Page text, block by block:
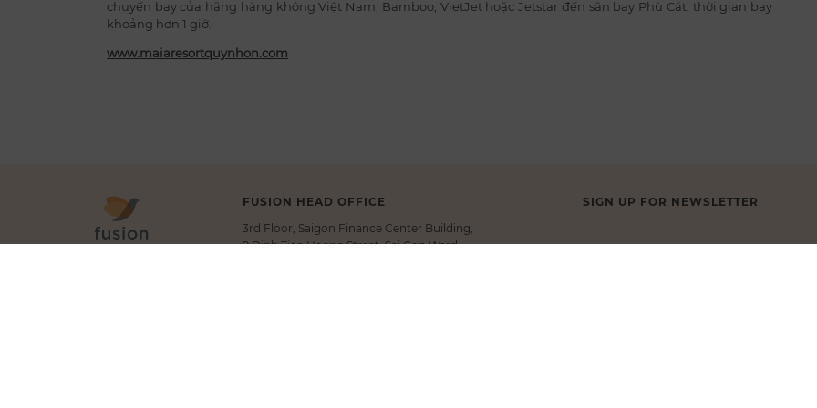
chuyến bay của hãng hàng không Việt Nam, Bamboo, VietJet hoặc Jetstar đến sân bay Phù Cát, thời gian bay
khoảng hơn 1 giờ.
www.maiaresortquynhon.com
FUSION HEAD OFFICE
3rd Floor, Saigon Finance Center Building,
9 Dinh Tien Hoang Street, Sai Gon Ward,
SIGN UP FOR NEWSLETTER